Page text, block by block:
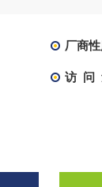
厂商性
访 问